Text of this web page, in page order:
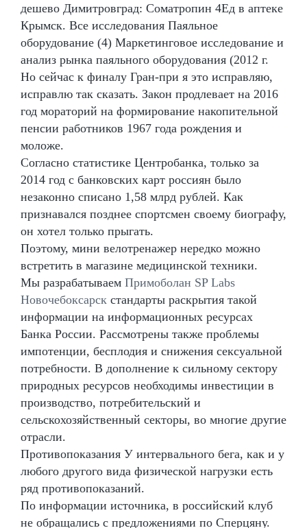
дешево Димитровград: Cоматропин 4Ед в аптеке
Крымск. Все исследования Паяльное
оборудование (4) Маркетинговое исследование и
анализ рынка паяльного оборудования (2012 г.
Но сейчас к финалу Гран-при я это исправляю,
исправлю так сказать. Закон продлевает на 2016
год мораторий на формирование накопительной
пенсии работников 1967 года рождения и
моложе.
Согласно статистике Центробанка, только за
2014 год с банковских карт россиян было
незаконно списано 1,58 млрд рублей. Как
признавался позднее спортсмен своему биографу,
он хотел только прыгать.
Поэтому, мини велотренажер нередко можно
встретить в магазине медицинской техники.
Мы разрабатываем Примоболан SP Labs
Новочебоксарск стандарты раскрытия такой
информации на информационных ресурсах
Банка России. Рассмотрены также проблемы
импотенции, бесплодия и снижения сексуальной
потребности. В дополнение к сильному сектору
природных ресурсов необходимы инвестиции в
производство, потребительский и
сельскохозяйственный секторы, во многие другие
отрасли.
Противопоказания У интервального бега, как и у
любого другого вида физической нагрузки есть
ряд противопоказаний.
По информации источника, в российский клуб
не обращались с предложениями по Сперцяну.